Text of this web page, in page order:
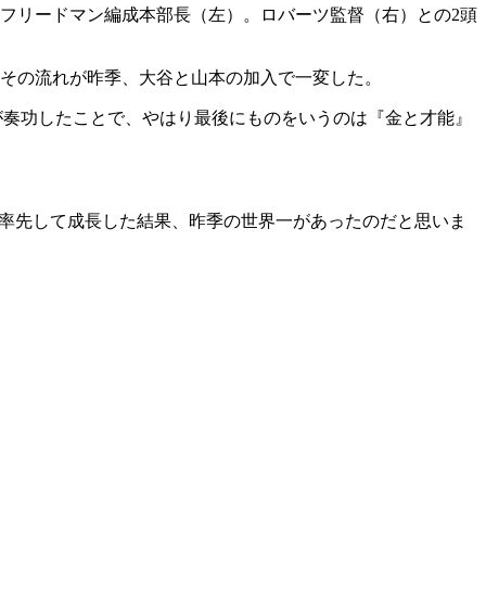
リードマン編成本部長（左）。ロバーツ監督（右）との2頭
流れが昨季、大谷と山本の加入で一変した。
したことで、やはり最後にものをいうのは『金と才能』
して成長した結果、昨季の世界一があったのだと思いま